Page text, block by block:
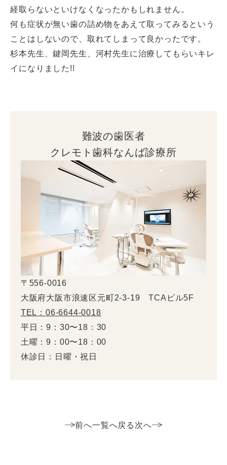
経取らないといけなくなったかもしれません。
何も症状が無い歯の詰め物をあえて取ってみるという
ことはしないので、取れてしまって良かったです。
杉本先生、鍵岡先生、河村先生に治療してもらいキレ
イになりました!!
難波の歯医者
クレモト歯科なんば診療所
〒556-0016
大阪府大阪市浪速区元町2-3-19 TCAビル5F
TEL：06-6644-0018
平日：9：30〜18：30
土曜：9：00〜18：00
休診日：日曜・祝日
前へ一覧へ戻る 次へ